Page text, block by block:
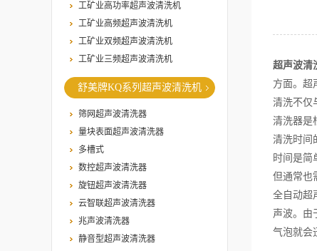
工矿业高功率超声波清洗机
工矿业高频超声波清洗机
工矿业双频超声波清洗机
工矿业三频超声波清洗机
舒美牌KQ系列超声波清洗机
筛网超声波清洗器
量块表面超声波清洗器
多槽式
数控超声波清洗器
旋钮超声波清洗器
云智联超声波清洗器
兆声波清洗器
静音型超声波清洗器
超声波清
方面。超
清洗不仅
清洗器是
清洗时间
时间是简
但通常也
全自动超
声波。由
气泡就会